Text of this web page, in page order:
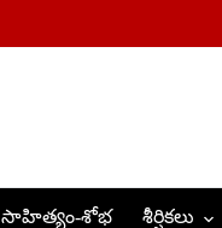
సాహిత్యం-శోభ శీర్షికలు